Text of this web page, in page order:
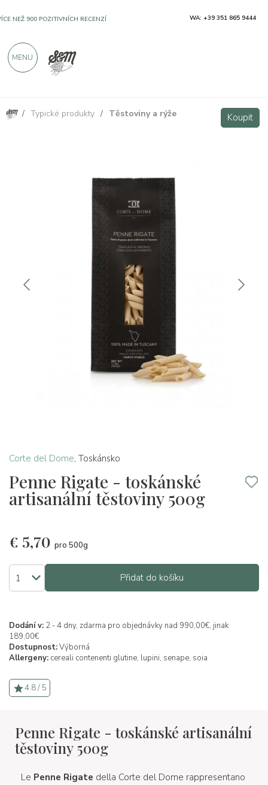
/ Typické produkty / Těstoviny a rýže Koupit
Corte del Dome, Toskánsko
Penne Rigate - toskánské
artisanální těstoviny 500g
€ 5,70 pro 500g
Přidat do košíku
Dodání v: 2 - 4 dny, zdarma pro objednávky nad 990,00€, jinak
189,00€
Dostupnost:Výborná
Allergeny: cereali contenenti glutine, lupini, senape, soia
4.8 / 5
Penne Rigate - toskánské artisanální
těstoviny 500g
Le Penne Rigate della Corte del Dome rappresentano
Penne Rigate - toskánské artisanální těstoviny 500g Koupit
NEŽ 900 POZITIVNÍCH RECENZÍ WA: +39 351 865 9444
MENU